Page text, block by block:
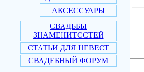
АКСЕССУАРЫ
СВАДЬБЫ
ЗНАМЕНИТОСТЕЙ
СТАТЬИ ДЛЯ НЕВЕСТ
СВАДЕБНЫЙ ФОРУМ